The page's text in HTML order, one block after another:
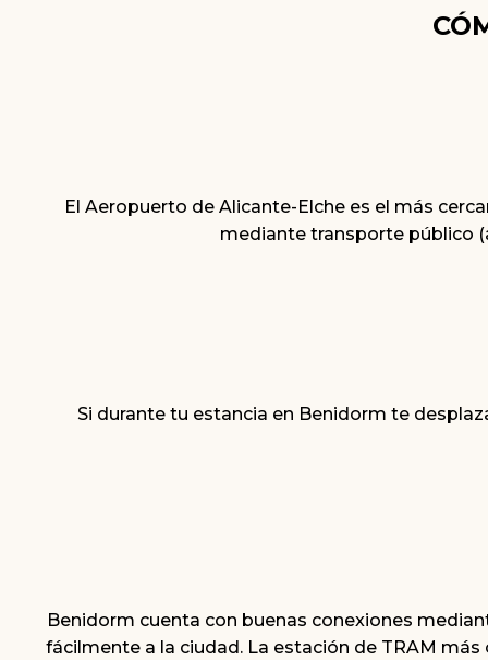
El Aeropuerto de Alicante-Elche es el más
mediante transporte público
Si durante tu estancia en Benidorm te
Benidorm cuenta con buenas conexiones
fácilmente a la ciudad. La estación de TRAM